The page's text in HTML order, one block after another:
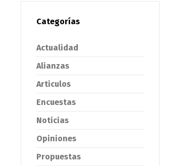
Categorías
Actualidad
Alianzas
Articulos
Encuestas
Noticias
Opiniones
Propuestas